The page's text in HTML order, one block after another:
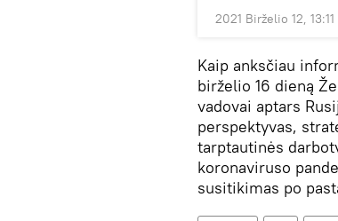
2021 Birželio 12, 13:11
Kaip anksčiau
birželio 16 dieną
vadovai aptars
perspektyvas,
tarptautinės
koronaviruso
susitikimas po